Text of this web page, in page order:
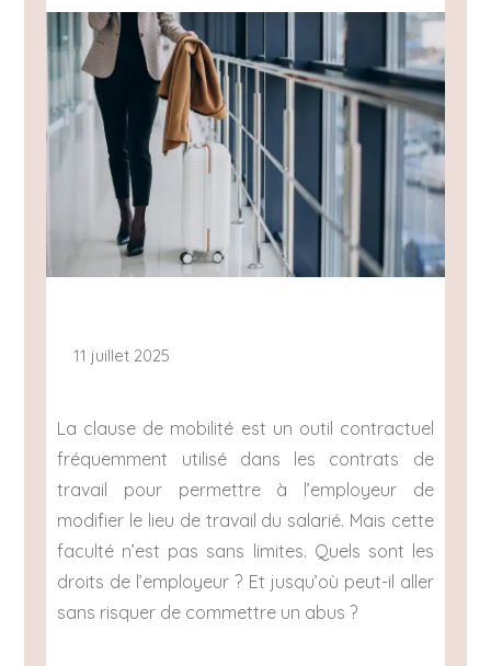
11 juillet 2025
La clause de mobilité est un outil contractuel
fréquemment utilisé dans les contrats de
travail pour permettre à l’employeur de
modifier le lieu de travail du salarié. Mais cette
faculté n’est pas sans limites. Quels sont les
droits de l’employeur ? Et jusqu’où peut-il aller
sans risquer de commettre un abus ?